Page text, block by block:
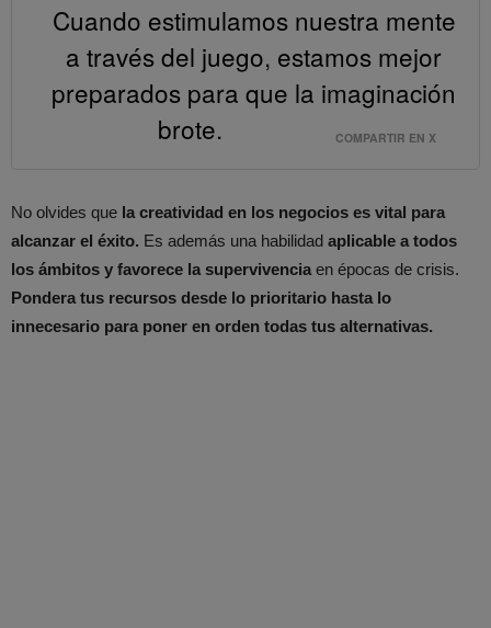
Cuando estimulamos nuestra mente
a través del juego, estamos mejor
preparados para que la imaginación
brote.
COMPARTIR EN X
No olvides que la creatividad en los negocios es vital para
alcanzar el éxito. Es además una habilidad aplicable a todos
los ámbitos y favorece la supervivencia en épocas de crisis.
Pondera tus recursos desde lo prioritario hasta lo
innecesario para poner en orden todas tus alternativas.